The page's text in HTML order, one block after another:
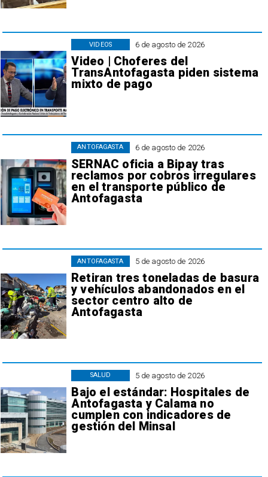
6 de agosto de 2026
Video | Choferes del
TransAntofagasta piden sistema
mixto de pago
VIDEOS
6 de agosto de 2026
SERNAC oficia a Bipay tras
reclamos por cobros irregulares
en el transporte público de
Antofagasta
ANTOFAGASTA
5 de agosto de 2026
Retiran tres toneladas de basura
y vehículos abandonados en el
sector centro alto de
Antofagasta
ANTOFAGASTA
5 de agosto de 2026
Bajo el estándar: Hospitales de
Antofagasta y Calama no
cumplen con indicadores de
gestión del Minsal
SALUD